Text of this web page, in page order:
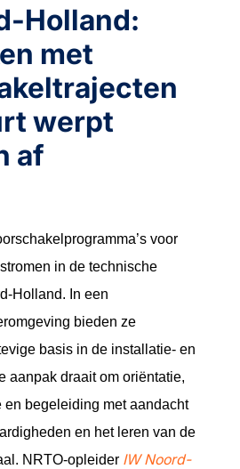
Holland:
met
werpt
af
voor
in de technische
Holland. In een
bieden ze
basis in de installatie- en
aanpak draait om oriëntatie,
en begeleiding met aandacht
en het leren van de
NRTO-opleider IW Noord-